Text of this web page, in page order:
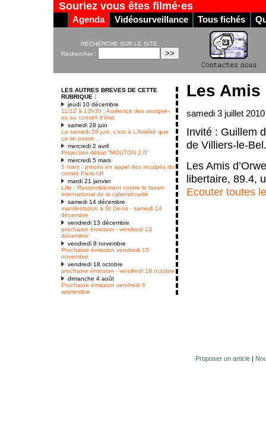
Souriez vous êtes filmé·es
Agenda Vidéosurveillance Tous fichés
RECHERCHE SUR LE SITE:
Rechercher :
LES AUTRES BREVES DE CETTE
RUBRIQUE :
jeudi 10 décembre
11/12 à 13h30 : Audience des assigné-
es au conseil d’état
samedi 28 juin
Le samedi 28 juin, c’est à L’Attiéké que
ça se passe ...
mercredi 2 avril
Projection-débat “MOUTON 2.0”
mercredi 5 mars
5 mars : procès en appel des inculpés du
comité Paris-Idf
mardi 21 janvier
Lille : Rassemblement contre le forum
international de la cybersécurité
samedi 14 décembre
manifestation à St Denis - samedi 14
décembre
vendredi 13 décembre
prochaine émission - vendredi 13
décembre
vendredi 8 novembre
Prochaine émission vendredi 15
novembre
vendredi 18 octobre
prochaine émission - vendredi 18 octobre
dimanche 4 août
Prochaine émission vendredi 6
septembre
Les Amis
samedi 3 juillet 2010
Invité : Guillem
de Villiers-le-Bel.
Les Amis
libertaire, 89.4,
Ecouter toutes
Proposer un article |